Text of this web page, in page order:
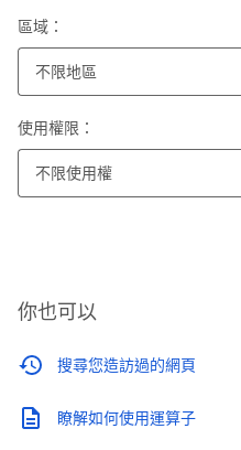
區域：
不限地區
使用權限：
不限使用權
你也可以
搜尋您造訪過的網頁
瞭解如何使用運算子